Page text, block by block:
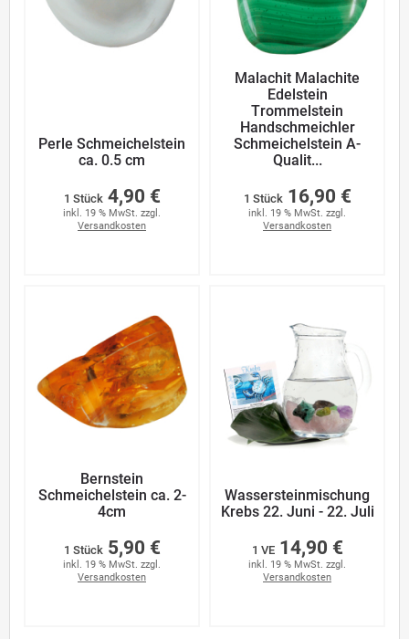
Perle Schmeichelstein
ca. 0.5 cm
1 Stück 4,90 €
inkl. 19 % MwSt. zzgl.
Versandkosten
Malachit Malachite
Edelstein
Trommelstein
Handschmeichler
Schmeichelstein A-
Qualit...
1 Stück 16,90 €
inkl. 19 % MwSt. zzgl.
Versandkosten
Bernstein
Schmeichelstein ca. 2-
4cm
1 Stück 5,90 €
inkl. 19 % MwSt. zzgl.
Versandkosten
Wassersteinmischung
Krebs 22. Juni - 22. Juli
1 VE 14,90 €
inkl. 19 % MwSt. zzgl.
Versandkosten